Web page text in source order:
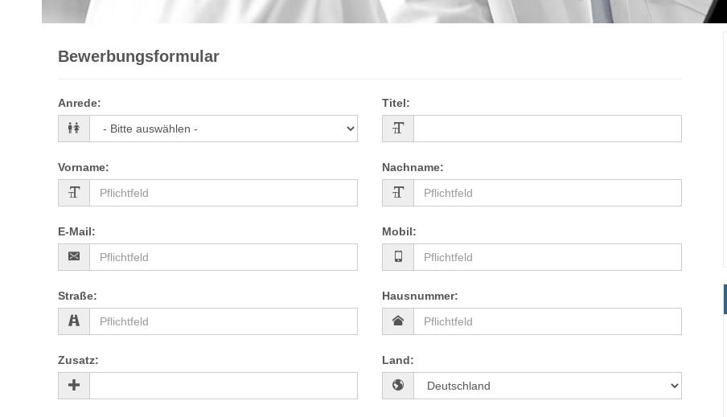
Bewerbungsformular
Anrede: Titel:
Vorname: Nachname:
E-Mail: Mobil:
Straße: Hausnummer:
Zusatz: Land: